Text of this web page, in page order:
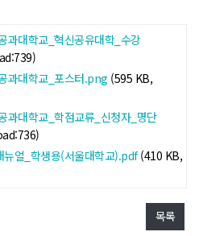
과대학교_혁신공유대학_수강
과대학교_포스터.png (595 KB,
과대학교_학점교류_신청자_명단
얼_학생용(서울대학교).pdf (410 KB,
목록